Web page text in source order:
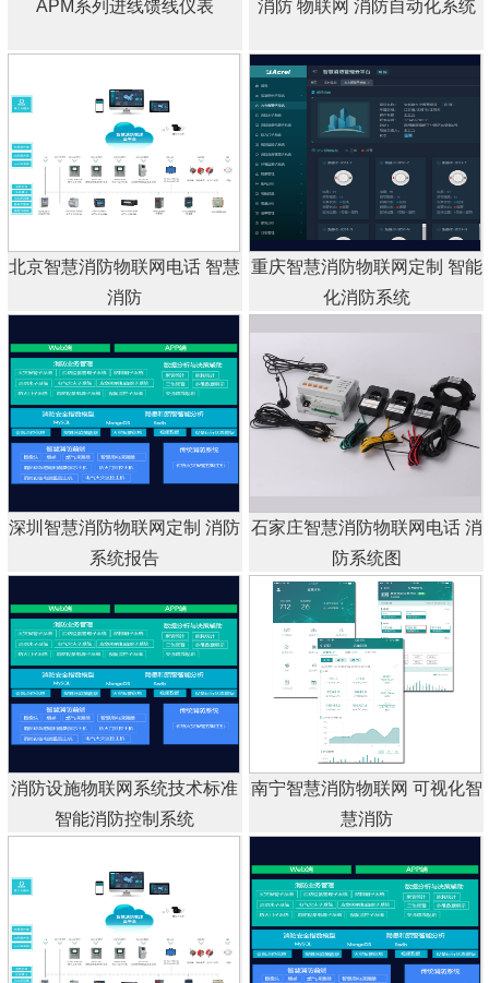
APM系列进线馈线仪表 消防 物联网 消防自动化系统
北京智慧消防物联网电话 智慧
消防
重庆智慧消防物联网定制 智能
化消防系统
深圳智慧消防物联网定制 消防
系统报告
石家庄智慧消防物联网电话 消
防系统图
消防设施物联网系统技术标准
智能消防控制系统
南宁智慧消防物联网 可视化智
慧消防